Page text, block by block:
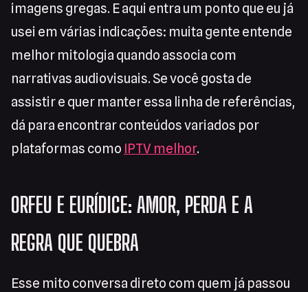
imagens gregas. E aqui entra um ponto que eu já
usei em várias indicações: muita gente entende
melhor mitologia quando associa com
narrativas audiovisuais. Se você gosta de
assistir e quer manter essa linha de referências,
dá para encontrar conteúdos variados por
plataformas como IPTV melhor.
ORFEU E EURÍDICE: AMOR, PERDA E A
REGRA QUE QUEBRA
Esse mito conversa direto com quem já passou